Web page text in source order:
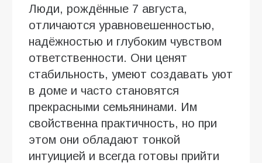
Люди, рождённые 7 августа,
отличаются уравновешенностью,
надёжностью и глубоким чувством
ответственности. Они ценят
стабильность, умеют создавать уют
в доме и часто становятся
прекрасными семьянинами. Им
свойственна практичность, но при
этом они обладают тонкой
интуицией и всегда готовы прийти